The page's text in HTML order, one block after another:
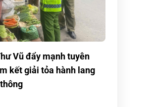
Vũ đẩy mạnh tuyên
kết giải tỏa hành lang